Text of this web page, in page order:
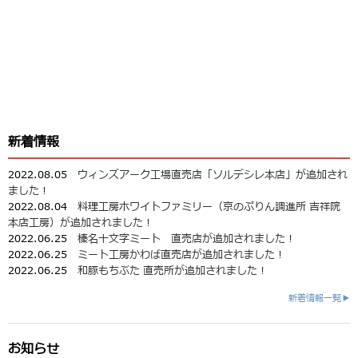
新着情報
2022.08.05 ウィンズアーク工場直売店「ソルデシレ本店」が追加され
ました！
2022.08.04 料理工房ホワイトファミリー（京のぷりん調進所 吉祥院
本店工房）が追加されました！
2022.06.25 榛名十文字ミート 直売店が追加されました！
2022.06.25 ミート工房かわば直売店が追加されました！
2022.06.25 和豚もちぶた 直売所が追加されました！
新着情報一覧▶
お知らせ